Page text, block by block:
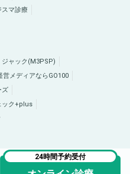
24時間予約受付
スマ診療
ジャック(M3PSP)
営メディアならGO100
ズ
ック+plus
肥満症総合サイトならひまんラボ